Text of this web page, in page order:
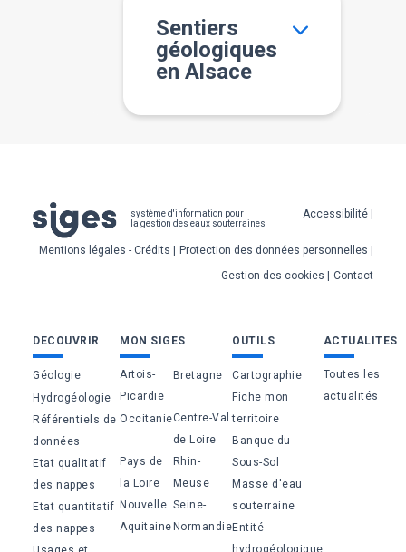
Sentiers
géologiques
en Alsace
système d'information pour
la gestion des eaux souterraines
Pied
de
page
Accessibilité
Mentions légales - Crédits
Protection des données personnelles
Gestion des cookies
Contact
Bas
de
page
DECOUVRIR
Géologie
Hydrogéologie
Référentiels de
données
Etat qualitatif
des nappes
Etat quantitatif
des nappes
MON SIGES
Artois-
Picardie
Bretagne
OccitanieCentre-Val
de Loire
Pays de
la Loire
Rhin-
Meuse
Nouvelle
Aquitaine
Seine-
Normandie
OUTILS
Cartographie
Fiche mon
territoire
Banque du
Sous-Sol
Masse d'eau
souterraine
Entité
hydrogéologique
ACTUALITES
Toutes les
actualités